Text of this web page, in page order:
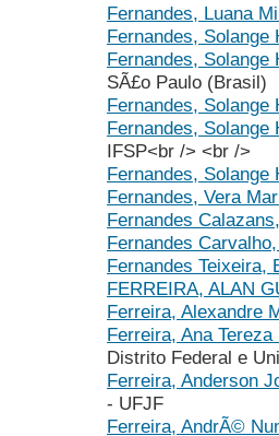
Fernandes, Luana
Fernandes, Solange
Fernandes, Solange
SÃ£o Paulo (Brasil)
Fernandes, Solange
Fernandes, Solange
IFSP<br /> <br />
Fernandes, Solange
Fernandes, Vera
Fernandes
Fernandes
Fernandes Teixeira,
FERREIRA, ALAN
Ferreira, Alexandre
Ferreira, Ana
Distrito Federal e
Ferreira, Anderson
- UFJF
Ferreira, AndrÃ©